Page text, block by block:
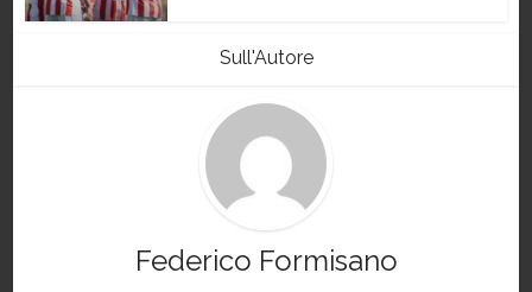
Sull'Autore
Federico Formisano